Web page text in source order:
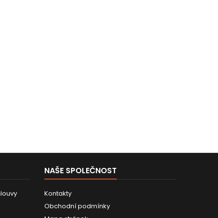
NAŠE SPOLEČNOST
Kontakty
Obchodní podmínky